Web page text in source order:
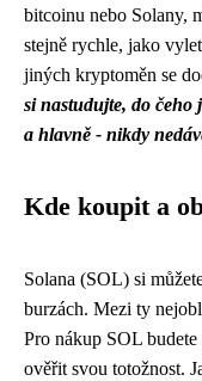
bitcoinu nebo Solany,
stejně rychle, jako
jiných kryptoměn se
si nastudujte, do čeho
a hlavně - nikdy
Kde koupit a
Solana (SOL) si
burzách. Mezi ty
Pro nákup SOL
ověřit svou totožnost.